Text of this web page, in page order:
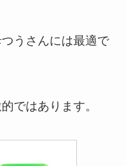
うさんには最適で
ではあります。